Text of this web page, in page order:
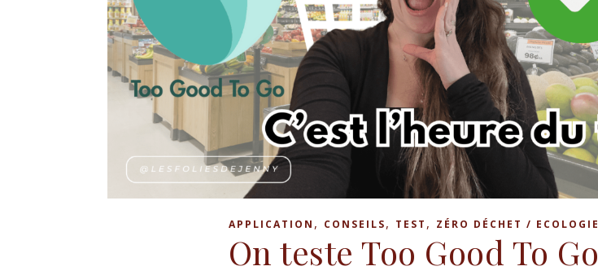
APPLICATION , CONSEILS, TEST , ZÉRO DÉCHET / ECOLOGIE
On teste Too Good To Go